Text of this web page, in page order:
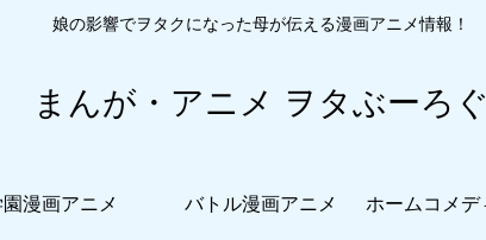
娘の影響でヲタクになった母が伝える漫画アニメ情報！
まんが・アニメ ヲタぶーろぐ
漫画アニメ バトル漫画アニメ